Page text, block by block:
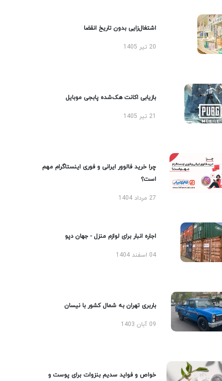
اشتغال‌زایی بدون تاریخ انقضا
20 تیر 1405
بازیابی اکانت هک‌شده پابجی موبایل
چرا خرید فالوور ایرانی و فوری اینستاگرام مهم
است؟
27 مرداد 1404
اجاره انبار برای لوازم منزل - جهان دپو
04 اسفند 1404
باربری تهران به شمال کشور با نیسان
09 آبان 1403
خواص و فواید سدیم بنزوات برای پوست و